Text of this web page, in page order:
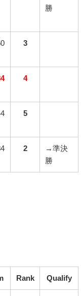
勝
3
4
5
2
→準決
勝
Rank Qualify